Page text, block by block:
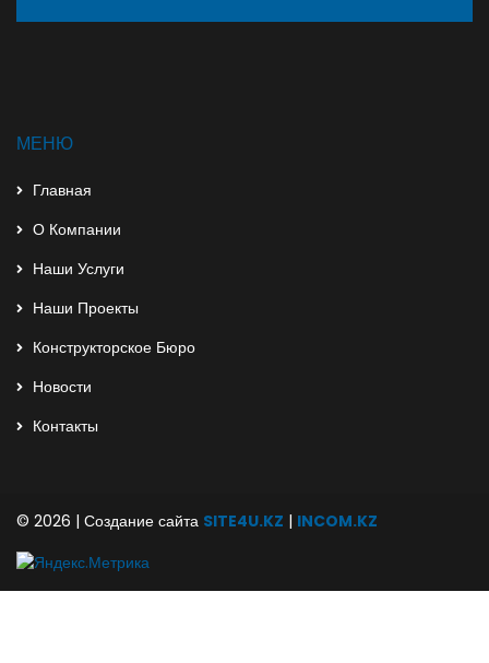
МЕНЮ
Главная
О Компании
Наши Услуги
Наши Проекты
Конструкторское Бюро
Новости
Контакты
© 2026 | Создание сайта SITE4U.KZ | INCOM.KZ